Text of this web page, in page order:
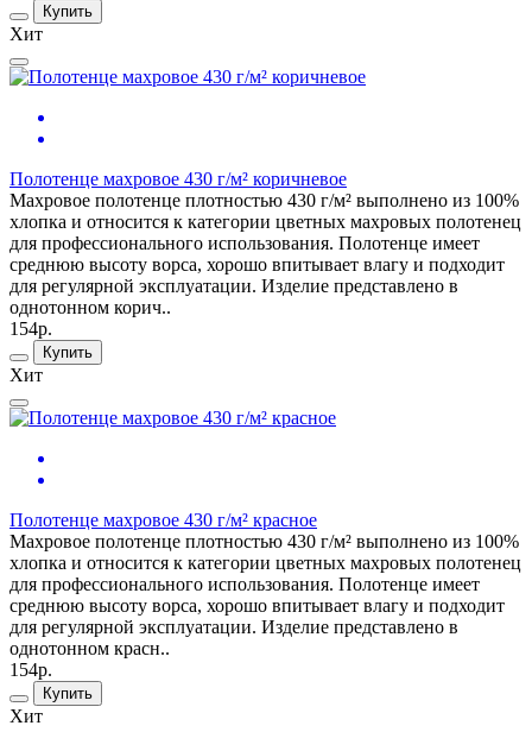
Купить
Хит
Полотенце махровое 430 г/м² коричневое
Махровое полотенце плотностью 430 г/м² выполнено из 100%
хлопка и относится к категории цветных махровых полотенец
для профессионального использования. Полотенце имеет
среднюю высоту ворса, хорошо впитывает влагу и подходит
для регулярной эксплуатации. Изделие представлено в
однотонном корич..
154р.
Купить
Хит
Полотенце махровое 430 г/м² красное
Махровое полотенце плотностью 430 г/м² выполнено из 100%
хлопка и относится к категории цветных махровых полотенец
для профессионального использования. Полотенце имеет
среднюю высоту ворса, хорошо впитывает влагу и подходит
для регулярной эксплуатации. Изделие представлено в
однотонном красн..
154р.
Купить
Хит